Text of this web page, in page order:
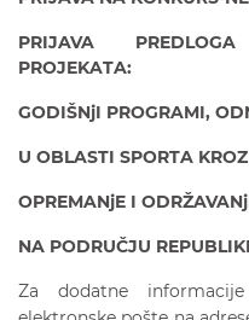
PRIJAVA
PROJEKATA:
GODIŠNjI PROGRAMI,
U OBLASTI SPORTA
OPREMANjE I
NA PODRUČJU
Za dodatne